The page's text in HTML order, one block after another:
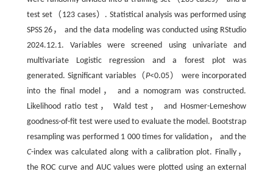
test set（123 cases）. Statistical analysis was performed using
SPSS 26， and the data modeling was conducted using RStudio
2024.12.1. Variables were screened using univariate and
multivariate Logistic regression and a forest plot was
generated. Significant variables（P<0.05） were incorporated
into the final model， and a nomogram was constructed.
Likelihood ratio test， Wald test， and Hosmer-Lemeshow
goodness-of-fit test were used to evaluate the model. Bootstrap
resampling was performed 1 000 times for validation， and the
C-index was calculated along with a calibration plot. Finally，
the ROC curve and AUC values were plotted using an external